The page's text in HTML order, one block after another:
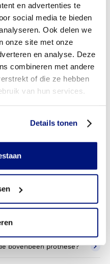
en advertenties te
social media te bieden
Ook delen we
onze site met onze
en analyse. Deze
combineren met andere
of die ze hebben
van hun services.
Details tonen
in confectie- of
onder de
zorgverzekering?
vervangen
bovenbeen prothese
vergoed krijgen?
bovenbeen prothese?